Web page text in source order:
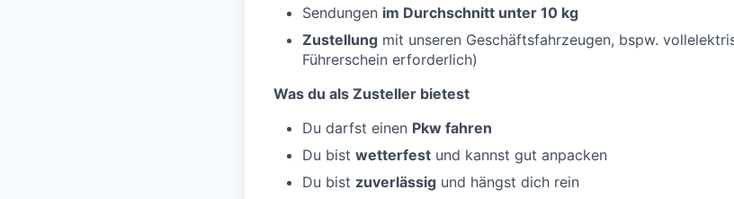
Sendungen im Durchschnitt unter 10 kg
Zustellung mit unseren Geschäftsfahrzeugen, bspw.
Führerschein erforderlich)
Was du als Zusteller bietest
Du darfst einen Pkw fahren
Du bist wetterfest und kannst gut anpacken
Du bist zuverlässig und hängst dich rein